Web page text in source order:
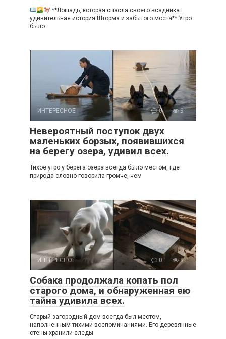
**Лошадь, которая спасла своего всадника:
удивительная история Шторма и забытого моста** Утро
было
ИНТЕРЕСНОЕ 0 9
Невероятный поступок двух
маленьких борзых, появившихся
на берегу озера, удивил всех.
Тихое утро у берега озера всегда было местом, где
природа словно говорила громче, чем
ИНТЕРЕСНОЕ 0 8
Собака продолжала копать пол
старого дома, и обнаруженная ею
тайна удивила всех.
Старый загородный дом всегда был местом,
наполненным тихими воспоминаниями. Его деревянные
стены хранили следы